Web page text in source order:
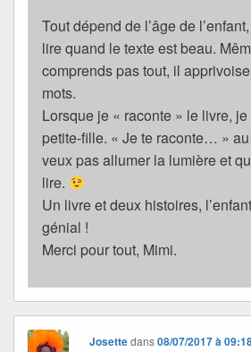
Tout dépend de l’âge de
lire quand le texte est beau.
comprends pas tout, il
mots.
Lorsque je « raconte » le livre,
petite-fille. « Je te raconte… »
veux pas allumer la lumière et
lire.
Un livre et deux histoires,
génial !
Merci pour tout, Mimi.
Josettedans08/07/2017 à